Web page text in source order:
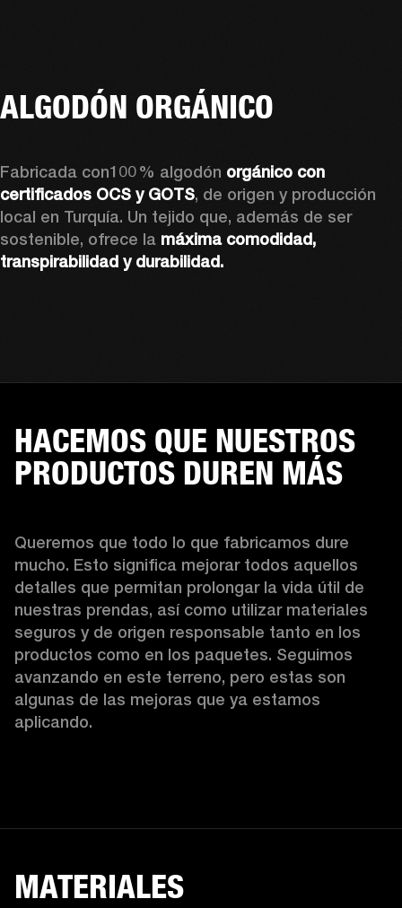
ALGODÓN ORGÁNICO
Fabricada con100 % algodón orgánico con
certificados OCS y GOTS, de origen y producción
local en Turquía. Un tejido que, además de ser
sostenible, ofrece la máxima comodidad,
transpirabilidad y durabilidad.
HACEMOS QUE NUESTROS
PRODUCTOS DUREN MÁS
Queremos que todo lo que fabricamos dure
mucho. Esto significa mejorar todos aquellos
detalles que permitan prolongar la vida útil de
nuestras prendas, así como utilizar materiales
seguros y de origen responsable tanto en los
productos como en los paquetes. Seguimos
avanzando en este terreno, pero estas son
algunas de las mejoras que ya estamos
aplicando.
MATERIALES